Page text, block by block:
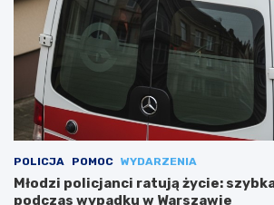
POLICJA POMOC WYDARZENIA
Młodzi policjanci ratują życie:
podczas wypadku w Warszawie